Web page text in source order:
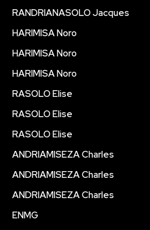
RANDRIANASOLO Jacques
HARIMISA Noro
HARIMISA Noro
HARIMISA Noro
RASOLO Elise
RASOLO Elise
RASOLO Elise
ANDRIAMISEZA Charles
ANDRIAMISEZA Charles
ANDRIAMISEZA Charles
ENMG